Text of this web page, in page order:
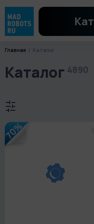
Главная Каталог
Каталог 4890
70%